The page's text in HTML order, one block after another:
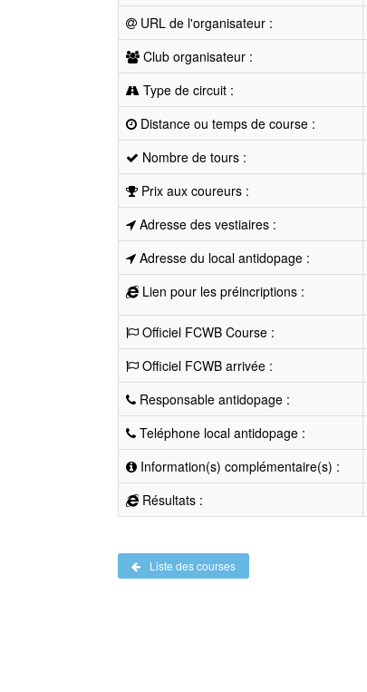
URL de l'organisateur :
Club organisateur :
Type de circuit :
Distance ou temps de course :
Nombre de tours :
Prix aux coureurs :
Adresse des vestiaires :
Adresse du local antidopage :
Lien pour les préincriptions :
Officiel FCWB Course :
Officiel FCWB arrivée :
Responsable antidopage :
Teléphone local antidopage :
Information(s) complémentaire(s) :
Résultats :
Liste des courses